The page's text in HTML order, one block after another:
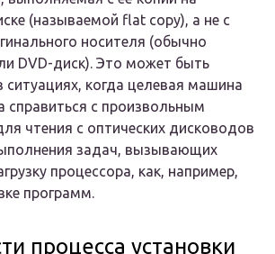
(называемой flat copy), а не с
носителя (обычно
DVD-диск). Это может быть
ситуациях, когда целевая машина
справиться с произвольным
чтения с оптических дисководов
задач, вызывающих
процессора, как, например,
программ.
процесса установки